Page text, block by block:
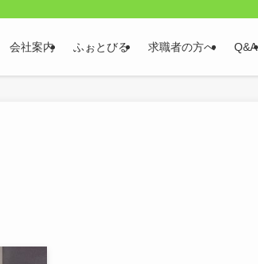
会社案内 ふぉとびる 求職者の方へ Q&A